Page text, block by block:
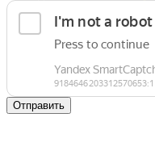
Отправить